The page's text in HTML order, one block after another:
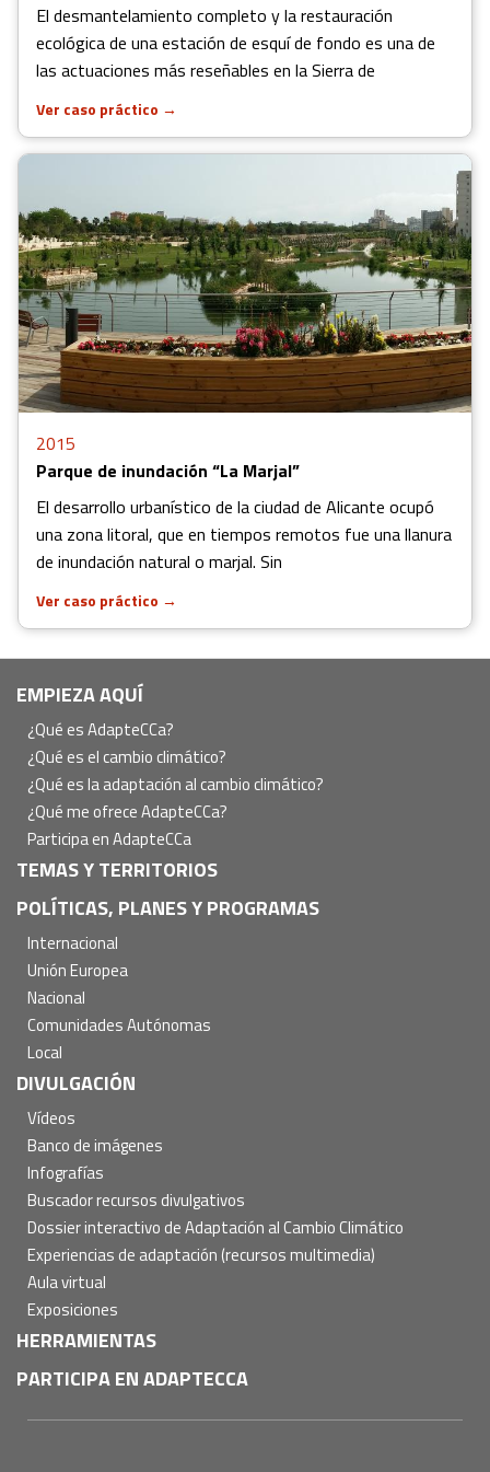
El desmantelamiento completo y la restauración
ecológica de una estación de esquí de fondo es una de
las actuaciones más reseñables en la Sierra de
Ver caso práctico →
2015
Parque de inundación “La Marjal”
El desarrollo urbanístico de la ciudad de Alicante ocupó
una zona litoral, que en tiempos remotos fue una llanura
de inundación natural o marjal. Sin
Ver caso práctico →
Navegación
principal
EMPIEZA AQUÍ
¿Qué es AdapteCCa?
¿Qué es el cambio climático?
¿Qué es la adaptación al cambio climático?
¿Qué me ofrece AdapteCCa?
Participa en AdapteCCa
TEMAS Y TERRITORIOS
POLÍTICAS, PLANES Y PROGRAMAS
Internacional
Unión Europea
Nacional
Comunidades Autónomas
Local
DIVULGACIÓN
Vídeos
Banco de imágenes
Infografías
Buscador recursos divulgativos
Dossier interactivo de Adaptación al Cambio Climático
Experiencias de adaptación (recursos multimedia)
Aula virtual
Exposiciones
HERRAMIENTAS
PARTICIPA EN ADAPTECCA